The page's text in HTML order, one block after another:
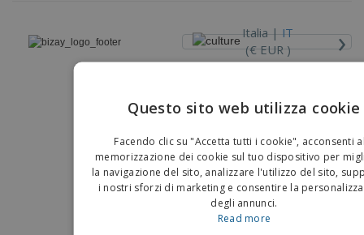
Italia |IT
(€ EUR )
›
Copyright © 2026 - BIZAY . Tutti i diritti riservati.
Questo sito web utilizza cookie
Facendo clic su "Accetta tutti i cookie", acconsenti
memorizzazione dei cookie sul tuo dispositivo per
la navigazione del sito, analizzare l'utilizzo del sito,
i nostri sforzi di marketing e consentire la
degli annunci.
Read more